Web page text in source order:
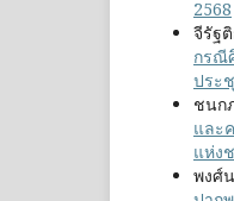
2568
จีรัฐ
กรณี
ประ
ชนก
และ
แห่ง
พงศ์